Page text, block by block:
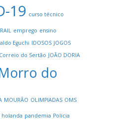
19 curso técnico
emprego ensino
Eguchi IDOSOS JOGOS
do Sertão JOÃO DORIA
do
MOURÃO OLIMPIADAS OMS
pandemia Polícia